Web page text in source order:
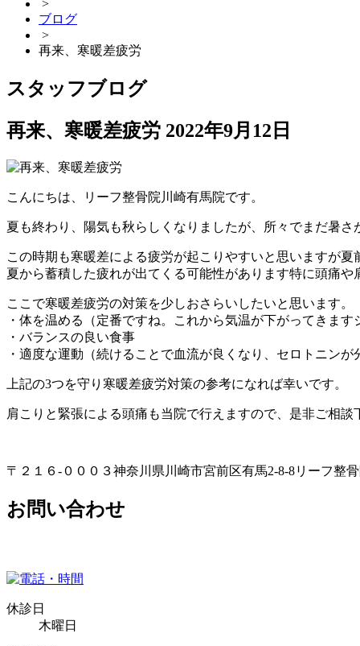
>
ブログ
>
再来、寒暖差疲労
スタッフブログ
再来、寒暖差疲労 2022年9月12日
こんにちは、リーフ整骨院川崎有馬院です。
夏も終わり、陽気も秋らしくなりましたが、所々でまだ暑さ
この時期も寒暖差による疲労が起こりやすいと思いますが
夏から蓄積した疲れが出てくる可能性があります特に頭痛や
ここで寒暖差疲労の対策を少しおさらいしたいと思います。
・体を温める（定番ですね。これから気温が下がってきま
・バランスの良い食事
・適度な運動（続けることで血流が良くなり、セロトニン
上記の3つを守り寒暖差疲労対策の参考になれば幸いです。
肩こりと緊張による頭痛も当院で行えますので、是非ご相談
〒２１６-０００３神奈川県川崎市宮前区有馬2-8-8リーフ整
お問い合わせ
休診日
木曜日